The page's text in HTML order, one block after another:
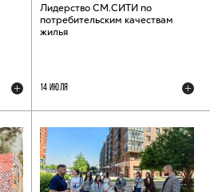
Лидерство СМ.СИТИ по
потребительским качествам
жилья
14 ИЮЛЯ